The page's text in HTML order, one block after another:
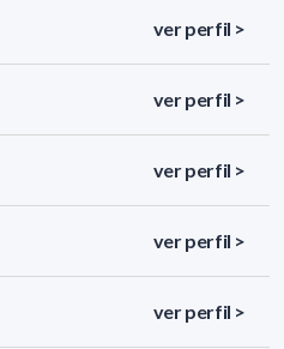
ver perfil >
ver perfil >
ver perfil >
ver perfil >
ver perfil >